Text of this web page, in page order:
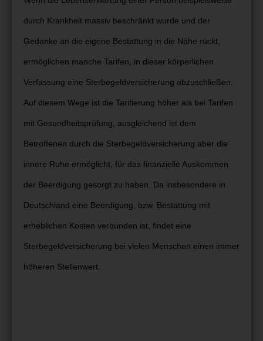
durch Krankheit massiv beschränkt wurde und der
Gedanke an die eigene Bestattung in die Nähe rückt,
ermöglichen manche Tarifen, in dieser körperlichen
Verfassung eine Sterbegeldversicherung abzuschließen.
Auf diesem Wege ist die Tarifierung höher als bei Tarifen
mit Gesundheitsprüfung, ausgleichend ist dem
Betroffenen durch die Sterbegeldversicherung aber die
innere Ruhe ermöglicht, für das finanzielle Auskommen
der Beerdigung gesorgt zu haben. Da insbesondere in
Deutschland eine Beerdigung, bzw. Bestattung mit
erheblichen Kosten verbunden ist, findet eine
Sterbegeldversicherung bei vielen Menschen einen immer
höheren Stellenwert.